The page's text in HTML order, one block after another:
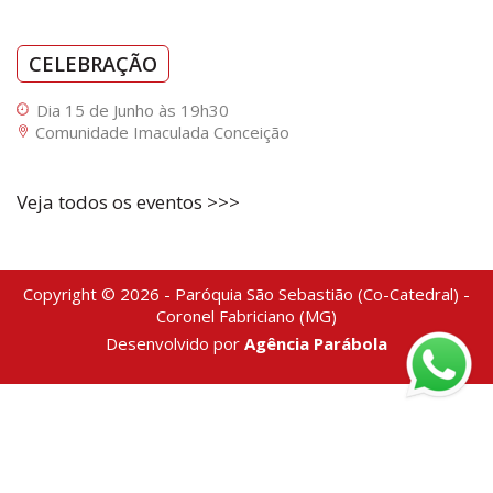
CELEBRAÇÃO
Dia 15 de Junho às 19h30
Comunidade Imaculada Conceição
Veja todos os eventos >>>
Copyright © 2026 - Paróquia São Sebastião (Co-Catedral) -
Coronel Fabriciano (MG)
Desenvolvido por Agência Parábola